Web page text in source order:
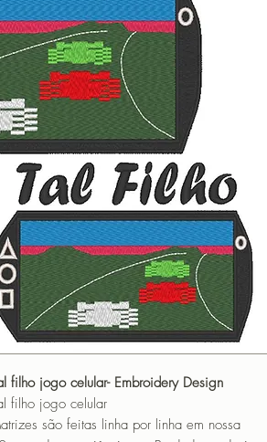
filho jogo celular- Embroidery Design
filho jogo celular
são feitas linha por linha em nossa